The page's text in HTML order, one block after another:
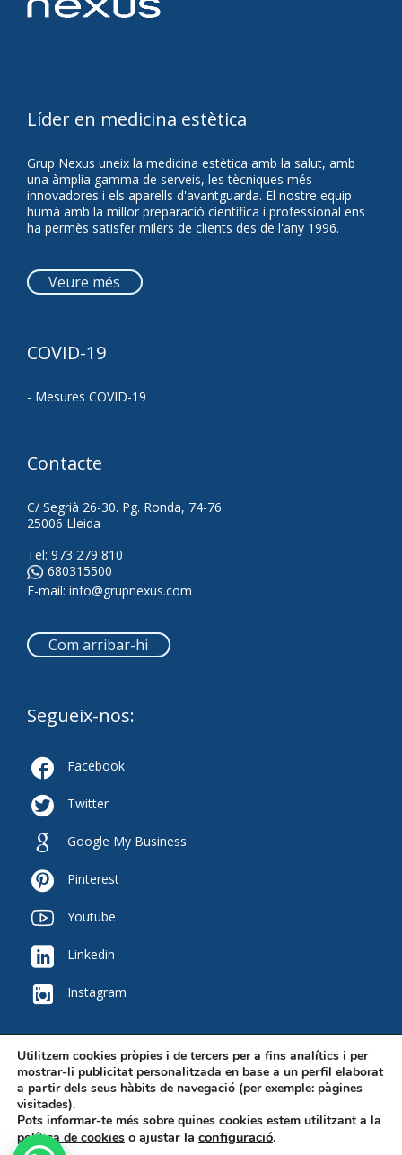
Facebook
TwitterLinkedIn
Líder en medicina estètica
Grup Nexus uneix la medicina estètica amb la salut, amb
una àmplia gamma de serveis, les tècniques més
innovadores i els aparells d'avantguarda. El nostre equip
humà amb la millor preparació científica i professional ens
ha permès satisfer milers de clients des de l'any 1996.
Veure més
COVID-19
- Mesures COVID-19
Contacte
C/ Segrià 26-30. Pg. Ronda, 74-76
25006 Lleida
Tel: 973 279 810
680315500
E-mail: info@grupnexus.com
Com arribar-hi
Segueix-nos:
 Facebook
 Twitter
 Google My Business
 Pinterest
 Youtube
 Linkedin
 Instagram
2020 © Copyright - Grup Nexus -Disseny Web HST.CAT-Avís legal
Utilitzem cookies pròpies i de tercers per a fins analítics i per
mostrar-li publicitat personalitzada en base a un perfil elaborat
a partir dels seus hàbits de navegació (per exemple: pàgines
visitades).
Pots informar-te més sobre quines cookies estem utilitzant a la
política de cookies o ajustar la configuració.